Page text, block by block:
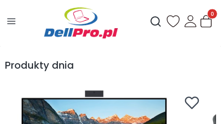
Otwórz
Produkty dnia